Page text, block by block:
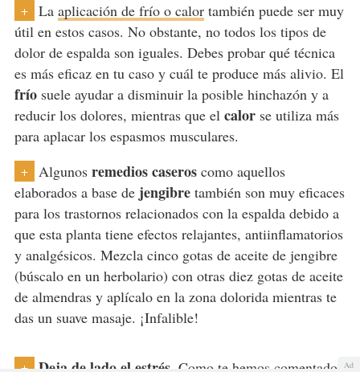
+ La aplicación de frío o calortambién puede ser muy
útil en estos casos. No obstante, no todos los tipos de
dolor de espalda son iguales. Debes probar qué técnica
es más eficaz en tu caso y cuál te produce más alivio. El
fríosuele ayudar a disminuir la posible hinchazón y a
reducir los dolores, mientras que el calorse utiliza más
para aplacar los espasmos musculares.
+ Algunos remedios caseroscomo aquellos
elaborados a base de jengibretambién son muy eficaces
para los trastornos relacionados con la espalda debido a
que esta planta tiene efectos relajantes, antiinflamatorios
y analgésicos. Mezcla cinco gotas de aceite de jengibre
(búscalo en un herbolario) con otras diez gotas de aceite
de almendras y aplícalo en la zona dolorida mientras te
das un suave masaje. ¡Infalible!
+ Deja de lado el estrés . Como te hemos comentado Ad